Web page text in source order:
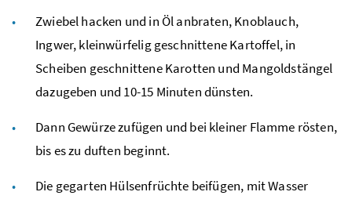
Zwiebel hacken und in Öl anbraten, Knoblauch,
Ingwer, kleinwürfelig geschnittene Kartoffel, in
Scheiben geschnittene Karotten und Mangoldstängel
dazugeben und 10-15 Minuten dünsten.
Dann Gewürze zufügen und bei kleiner Flamme rösten,
bis es zu duften beginnt.
Die gegarten Hülsenfrüchte beifügen, mit Wasser